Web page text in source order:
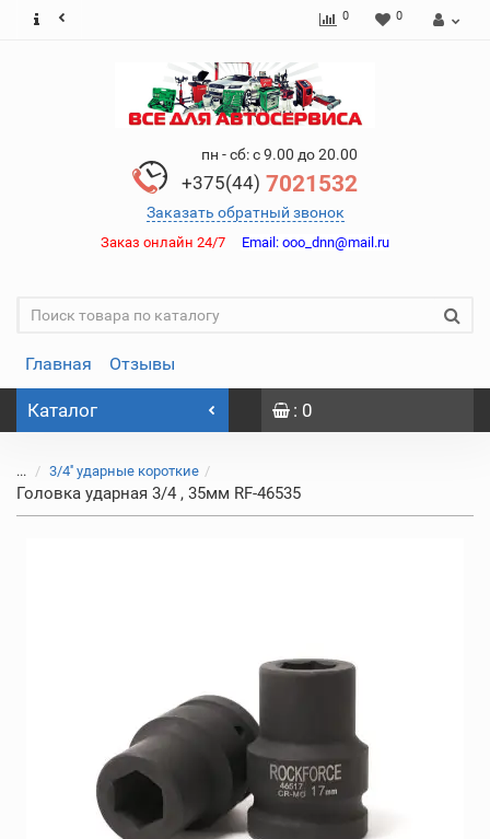
0 0
пн - сб: с 9.00 до 20.00
+375(44) 7021532
Заказать обратный звонок
Заказ онлайн 24/7 Email: ooo_dnn@mail.ru
Главная Отзывы
Каталог : 0
... 3/4'' ударные короткие
Головка ударная 3/4 , 35мм RF-46535